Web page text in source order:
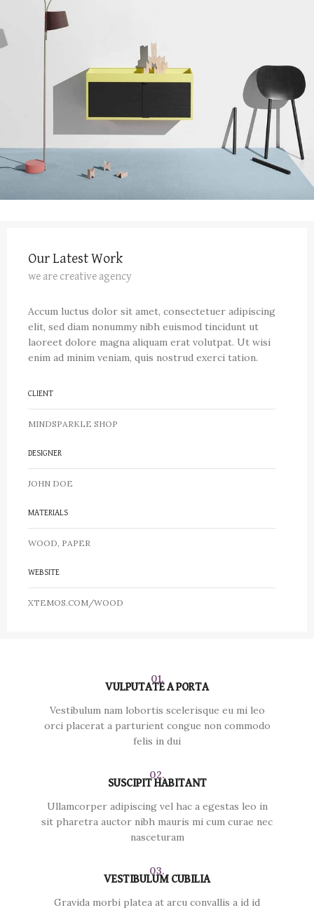
Our Latest Work
we are creative agency
Accum luctus dolor sit amet, consectetuer adipiscing
elit, sed diam nonummy nibh euismod tincidunt ut
laoreet dolore magna aliquam erat volutpat. Ut wisi
enim ad minim veniam, quis nostrud exerci tation.
CLIENT
MINDSPARKLE SHOP
DESIGNER
JOHN DOE
MATERIALS
WOOD, PAPER
WEBSITE
XTEMOS.COM/WOOD
01.
VULPUTATE A PORTA
Vestibulum nam lobortis scelerisque eu mi leo
orci placerat a parturient congue non commodo
felis in dui
02.
SUSCIPIT HABITANT
Ullamcorper adipiscing vel hac a egestas leo in
sit pharetra auctor nibh mauris mi cum curae nec
nasceturam
03.
VESTIBULUM CUBILIA
Gravida morbi platea at arcu convallis a id id